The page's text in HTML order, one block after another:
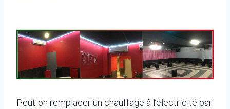
Peut-on remplacer un chauffage à l’électricité par